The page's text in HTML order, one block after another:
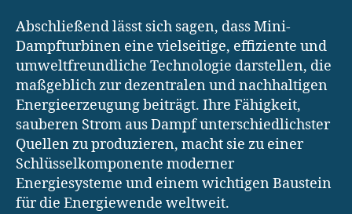
Abschließend lässt sich sagen, dass Mini-
Dampfturbinen eine vielseitige, effiziente und
umweltfreundliche Technologie darstellen, die
maßgeblich zur dezentralen und nachhaltigen
Energieerzeugung beiträgt. Ihre Fähigkeit,
sauberen Strom aus Dampf unterschiedlichster
Quellen zu produzieren, macht sie zu einer
Schlüsselkomponente moderner
Energiesysteme und einem wichtigen Baustein
für die Energiewende weltweit.